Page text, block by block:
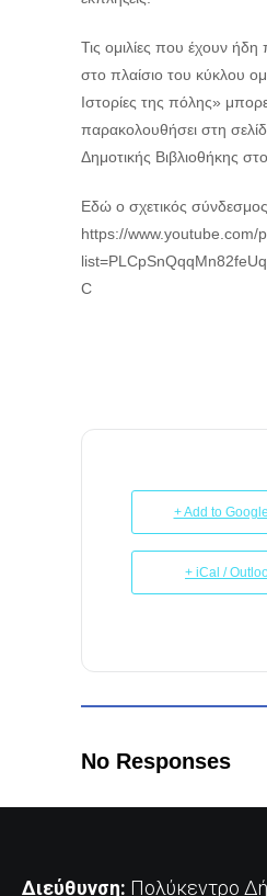
Τις ομιλίες που έχουν ήδη
στο πλαίσιο του κύκλου
Ιστορίες της πόλης»
παρακολουθήσει στη
Δημοτικής Βιβλιοθήκης
Εδώ ο σχετικός
https://www.youtube.com/
C
+ Add to
+ iCal /
No Responses
Διεύθυνση: Πολύκεντρο